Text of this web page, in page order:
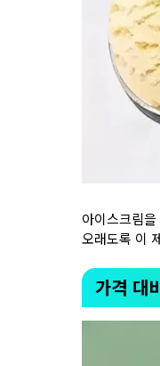
아이스크림
오래도록 이
가격 대